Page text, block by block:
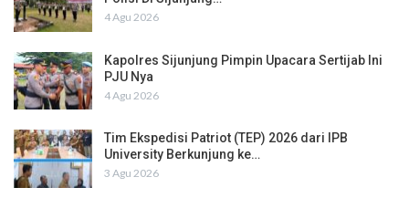
4 Agu 2026
Kapolres Sijunjung Pimpin Upacara Sertijab Ini
PJU Nya
4 Agu 2026
Tim Ekspedisi Patriot (TEP) 2026 dari IPB
University Berkunjung ke…
3 Agu 2026